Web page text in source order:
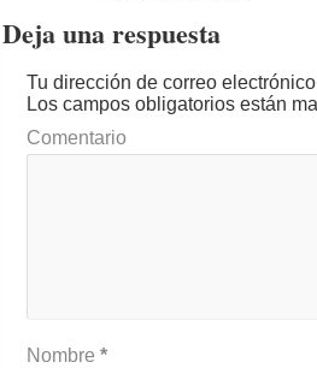
Deja una respuesta
Tu dirección de correo
Los campos obligatorios están
Comentario
Nombre*